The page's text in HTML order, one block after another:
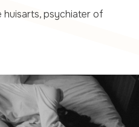
psychiater of